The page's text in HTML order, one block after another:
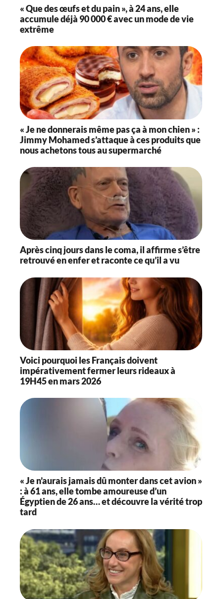
« Que des œufs et du pain », à 24 ans, elle
accumule déjà 90 000 € avec un mode de vie
extrême
« Je ne donnerais même pas ça à mon chien » :
Jimmy Mohamed s’attaque à ces produits que
nous achetons tous au supermarché
Après cinq jours dans le coma, il affirme s’être
retrouvé en enfer et raconte ce qu’il a vu
Voici pourquoi les Français doivent
impérativement fermer leurs rideaux à
19H45 en mars 2026
« Je n’aurais jamais dû monter dans cet avion »
: à 61 ans, elle tombe amoureuse d’un
Égyptien de 26 ans… et découvre la vérité trop
tard